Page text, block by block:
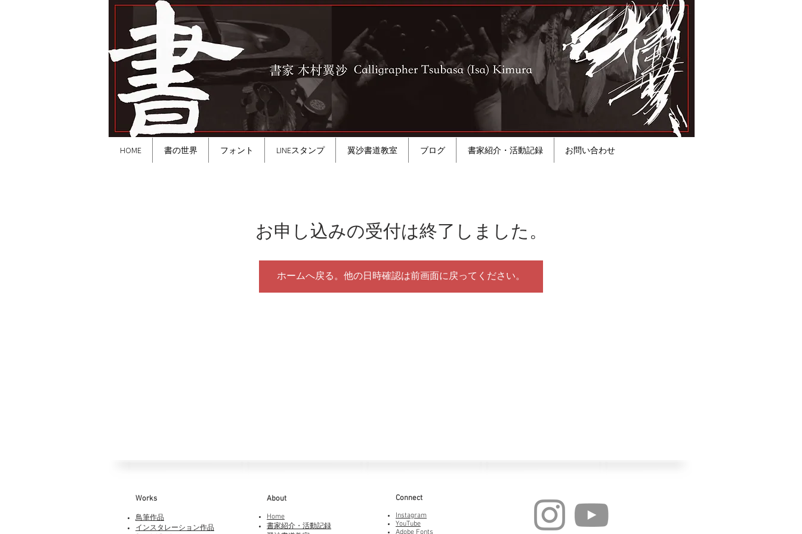
HOME 書の世界 フォント LINEスタンプ 翼沙書道教室 ブログ 書家紹介・活動記録 お問い合わせ
お申し込みの受付は終了しました。
ホームへ戻る。他の日時確認は前画面に戻ってください。
Works​
鳥筆作品
インスタレーション作品
About
Home
書家紹介・活動記録
Connect
Instagram
YouTube
Adobe Fonts